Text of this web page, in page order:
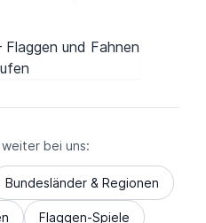
bei uns:
Bundesländer & Regionen
Flaggen-Spiele